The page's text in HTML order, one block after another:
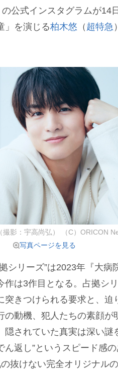
公式インスタグラムが14
」を演じる柏木悠 （ 超特急
撮影：宇高尚弘） （C）ORICON
写真ページを見る
シリーズ”は2023年『大病
作は3作目となる。占拠シ
突きつけられる要求と、迫
の動機、犯人たちの素顔が
隠されていた真実は深い謎
ん返し”というスピード感
抜けない完全オリジナル